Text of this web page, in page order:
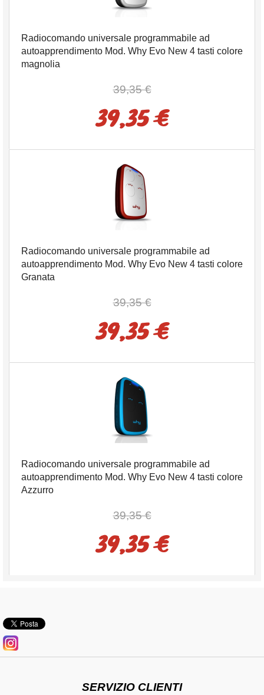
Radiocomando universale programmabile ad
autoapprendimento Mod. Why Evo New 4 tasti colore
magnolia
39,35 €
39,35 €
Radiocomando universale programmabile ad
autoapprendimento Mod. Why Evo New 4 tasti colore
Granata
39,35 €
39,35 €
Radiocomando universale programmabile ad
autoapprendimento Mod. Why Evo New 4 tasti colore
Azzurro
39,35 €
39,35 €
SERVIZIO CLIENTI